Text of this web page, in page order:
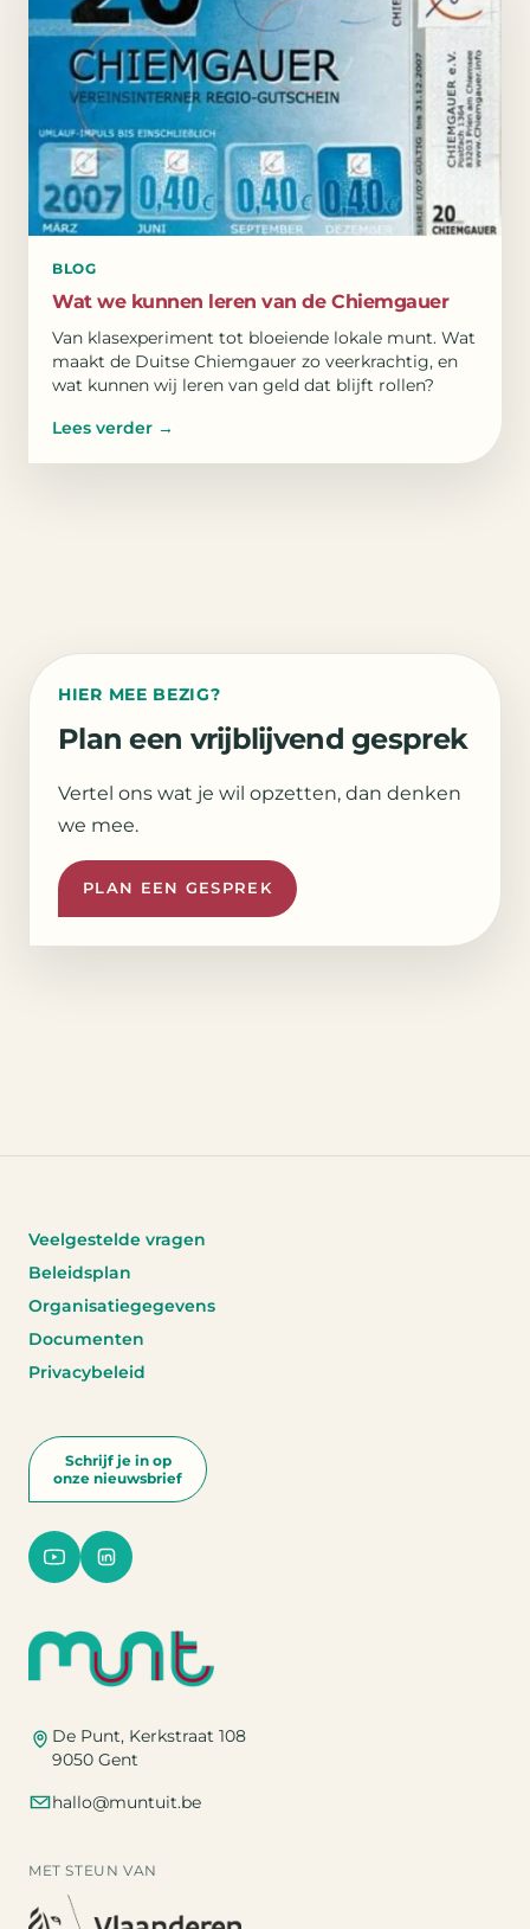
BLOG
Wat we kunnen leren van de Chiemgauer
Van klasexperiment tot bloeiende lokale munt. Wat
maakt de Duitse Chiemgauer zo veerkrachtig, en
wat kunnen wij leren van geld dat blijft rollen?
Lees verder →
HIER MEE BEZIG?
Plan een vrijblijvend gesprek
Vertel ons wat je wil opzetten, dan denken
we mee.
PLAN EEN GESPREK
De Punt, Kerkstraat 108
9050 Gent
hallo@muntuit.be
Schrijf je in op
onze nieuwsbrief
Veelgestelde vragen
Beleidsplan
Organisatiegegevens
Documenten
Privacybeleid
MET STEUN VAN